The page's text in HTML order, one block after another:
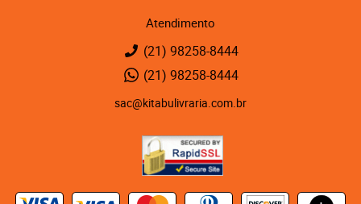
Atendimento
(21) 98258-8444
(21) 98258-8444
sac@kitabulivraria.com.br